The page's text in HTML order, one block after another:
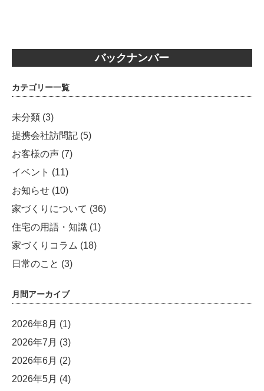
バックナンバー
カテゴリー一覧
未分類 (3)
提携会社訪問記 (5)
お客様の声 (7)
イベント (11)
お知らせ (10)
家づくりについて (36)
住宅の用語・知識 (1)
家づくりコラム (18)
日常のこと (3)
月間アーカイブ
2026年8月 (1)
2026年7月 (3)
2026年6月 (2)
2026年5月 (4)